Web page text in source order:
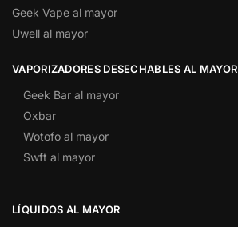
Geek Vape al mayor
Uwell al mayor
VAPORIZADORES DESECHABLES AL MAYOR
Geek Bar al mayor
Oxbar
Wotofo al mayor
Swft al mayor
LÍQUIDOS AL MAYOR